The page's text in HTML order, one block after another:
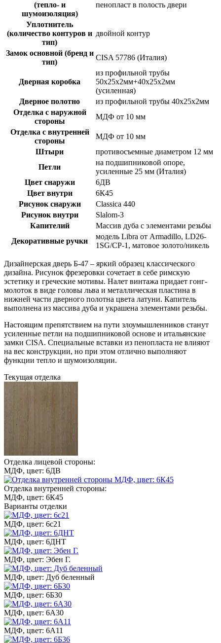
(тепло- и
шумоизоляция)
пенопласт в полость двери
Уплотнитель
(количество контуров и
тип)
двойной контур
Замок основной (бренд и
тип)
CISA 57786 (Италия)
Дверная коробка
из профильной трубы
50х25х2мм+40х25х2мм
(усиленная)
Дверное полотно
из профильной трубы 40х25х2мм
Отделка с наружной
стороны
МДФ от 10 мм
Отделка с внутренней
стороны
МДФ от 10 мм
Штыри
противосъемные диаметром 12 мм
Петли
на подшипниковой опоре,
усиленные 25 мм (Италия)
Цвет снаружи
6ДВ
Цвет внутри
6К45
Рисунок снаружи
Classica 440
Рисунок внутри
Slalom-3
Капителий
Массив дуба с элементами резьбы
Декоративные ручки
модель Libra от Armadillo, LD26-
1SG/CP-1, матовое золото/никель
Дизайнерская дверь Б-47 – яркий образец классического
дизайна. Рисунок фрезеровки сочетает в себе римскую
эстетику и греческие мотивы. Налет винтажа придает гонг-
молоток в виде головы льва и металлическая пластина в
нижней части дверного полотна цвета латуни. Капитель
выполнена из массива дуба и украшена элементами резьбы.
Настоящим препятствием на пути злоумышленников станут
усиленные петли на подшипниковой основе и итальянские
замки CISA. Специальные вставки из пенопласта не влияют
на вес конструкции, но при этом отлично выполняют
функции тепло и шумоизоляции.
Текущая отделка
Отделка лицевой стороны:
МДФ, цвет: 6ДВ
Отделка внутренней стороны:
МДФ, цвет: 6К45
Варианты отделки
МДФ, цвет: 6с21
МДФ, цвет: 6ДНТ
МДФ, цвет: Эбен Г.
МДФ, цвет: Дуб беленный
МДФ, цвет: 6Б30
МДФ, цвет: 6А30
МДФ, цвет: 6А11